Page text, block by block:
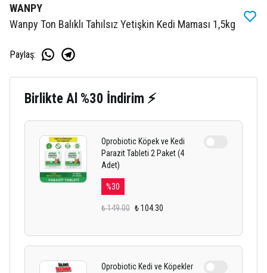
WANPY
Wanpy Ton Balıklı Tahılsız Yetişkin Kedi Maması 1,5kg
Paylaş:
Birlikte Al %30 İndirim ⚡
Oprobiotic Köpek ve Kedi
Parazit Tableti 2 Paket (4
Adet)
%30
₺ 149.00 ₺ 104.30
Oprobiotic Kedi ve Köpekler